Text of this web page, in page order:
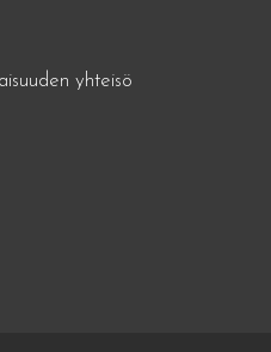
yhteisö